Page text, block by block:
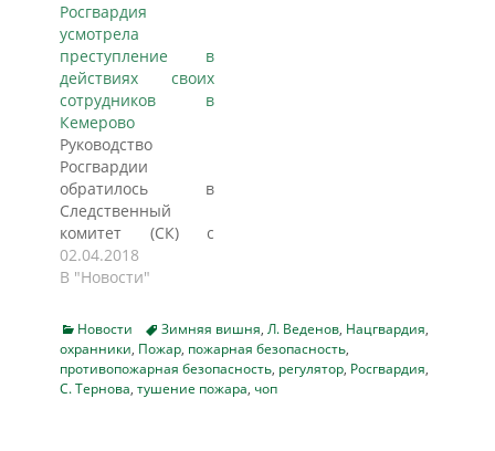
Росгвардия
усмотрела
преступление в
действиях своих
сотрудников в
Кемерово
Руководство
Росгвардии
обратилось в
Следственный
комитет (СК) с
намерением
привлечь к
ответственности
своих сотрудников,
которые должны
были
02.04.2018
В "Новости"
Categories
Новости TagsЗимняя вишня, Л. Веденов, Нацгвардия,
охранники, Пожар, пожарная безопасность,
противопожарная безопасность, регулятор, Росгвардия,
С. Тернова, тушение пожара, чоп